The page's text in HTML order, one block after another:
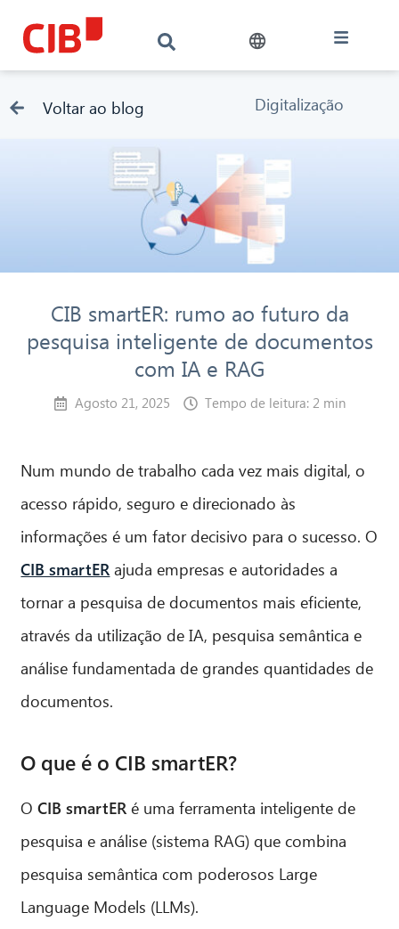
Voltar ao blog Digitalização
CIB smartER: rumo ao futuro da
pesquisa inteligente de documentos
com IA e RAG
Agosto 21, 2025 Tempo de leitura: 2 min
Num mundo de trabalho cada vez mais digital, o
acesso rápido, seguro e direcionado às
informações é um fator decisivo para o sucesso. O
CIB smartER ajuda empresas e autoridades a
tornar a pesquisa de documentos mais eficiente,
através da utilização de IA, pesquisa semântica e
análise fundamentada de grandes quantidades de
documentos.
O que é o CIB smartER?
OCIB smartER é uma ferramenta inteligente de
pesquisa e análise (sistema RAG) que combina
pesquisa semântica com poderosos Large
Language Models (LLMs).